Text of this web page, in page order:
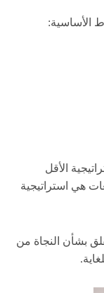
الأساسية:
الأقل
هي استراتيجية
بشأن النجاة من